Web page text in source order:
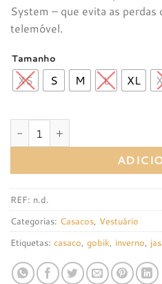
System – que evita as perdas
telemóvel.
Tamanho
XS S M L XL
Quantidade de Casaco Gobik
REF: n.d.
Categorias: Casacos, Vestuário
Etiquetas: casaco, gobik, inverno,